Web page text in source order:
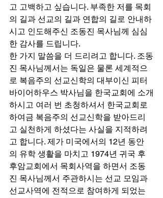
고 고백하고 싶습니다. 부족한 저를 목회
의 길과 선교의 길과 연합의 길로 안내하
시고 인도해주신 조동진 목사님께 심심
한 감사를 드립니다.
한 가지 말씀을 더 드리려고 합니다. 조동
진 목사님께서는 독일은 물론 세계적으
로 복음주의 선교신학의 대부이신 피터
바이어하우스 박사님을 한국교회에 소개
하시고 여러 번 초청하셔서 한국교회로
하여금 복음주의 선교신학을 받아드리
고 실천하게 하셨다는 사실을 지적하려
고 합니다. 제가 미국에서의 12년 동안
의 유학 생활을 마치고 1974년 귀국 후
후암교회에서 목회사역을 하면서 조동
진 목사님께서 주관하시는 선교 모임과
선교사역에 전적으로 참여하게 되었는